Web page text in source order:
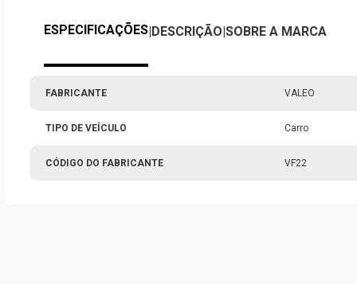
ESPECIFICAÇÕES|DESCRIÇÃO|SOBRE A MARCA
FABRICANTE VALEO
TIPO DE VEÍCULO Carro
CÓDIGO DO FABRICANTE VF22